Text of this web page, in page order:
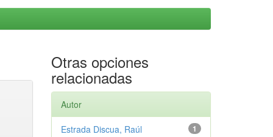
Otras opciones
relacionadas
Autor
1
Estrada Discua, Raúl